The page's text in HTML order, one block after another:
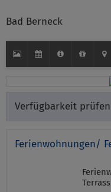
Bad Berneck
Verfügbarkeit prüfen
Ferienwohnungen/